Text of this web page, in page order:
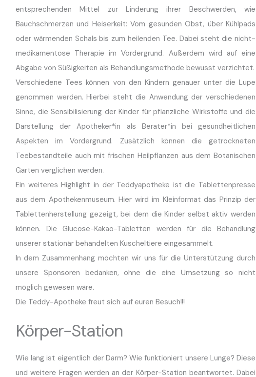
entsprechenden Mittel zur Linderung ihrer Beschwerden, wie
Bauchschmerzen und Heiserkeit: Vom gesunden Obst, über Kühlpads
oder wärmenden Schals bis zum heilenden Tee. Dabei steht die nicht-
medikamentöse Therapie im Vordergrund. Außerdem wird auf eine
Abgabe von Süßigkeiten als Behandlungsmethode bewusst verzichtet.
Verschiedene Tees können von den Kindern genauer unter die Lupe
genommen werden. Hierbei steht die Anwendung der verschiedenen
Sinne, die Sensibilisierung der Kinder für pflanzliche Wirkstoffe und die
Darstellung der Apotheker*in als Berater*in bei gesundheitlichen
Aspekten im Vordergrund. Zusätzlich können die getrockneten
Teebestandteile auch mit frischen Heilpflanzen aus dem Botanischen
Garten verglichen werden.
Ein weiteres Highlight in der Teddyapotheke ist die Tablettenpresse
aus dem Apothekenmuseum. Hier wird im Kleinformat das Prinzip der
Tablettenherstellung gezeigt, bei dem die Kinder selbst aktiv werden
können. Die Glucose-Kakao-Tabletten werden für die Behandlung
unserer stationär behandelten Kuscheltiere eingesammelt.
In dem Zusammenhang möchten wir uns für die Unterstützung durch
unsere Sponsoren bedanken, ohne die eine Umsetzung so nicht
möglich gewesen wäre.
Die Teddy-Apotheke freut sich auf euren Besuch!!!
Körper-Station
Wie lang ist eigentlich der Darm? Wie funktioniert unsere Lunge? Diese
und weitere Fragen werden an der Körper-Station beantwortet. Dabei